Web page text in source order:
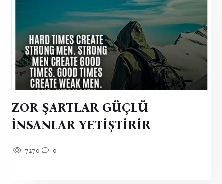
ZOR ŞARTLAR GÜÇLÜ
İNSANLAR YETİŞTİRİR
7270 0